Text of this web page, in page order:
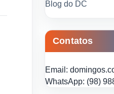
Blog do DC
Contatos
Email:
WhatsApp: (98)